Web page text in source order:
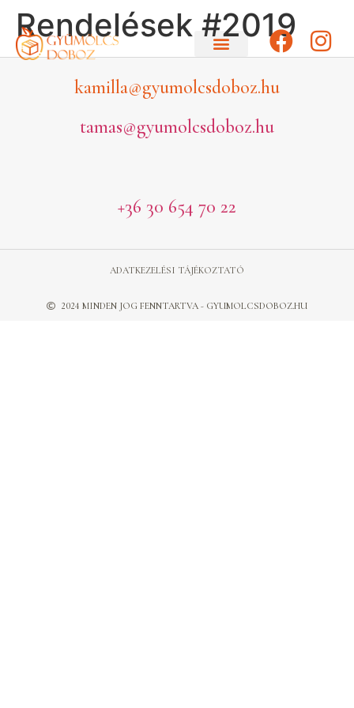
Rendelések #2019
kamilla@gyumolcsdoboz.hu
tamas@gyumolcsdoboz.hu
+36 30 654 70 22
2024 MINDEN JOG FENNTARTVA - GYUMOLCSDOBOZ.HU
ADATKEZELÉSI TÁJÉKOZTATÓ